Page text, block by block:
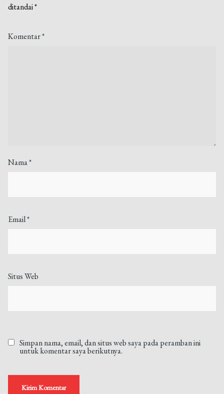
ditandai*
Komentar*
Nama*
Email*
Situs Web
Simpan nama, email, dan situs web saya pada peramban ini
untuk komentar saya berikutnya.